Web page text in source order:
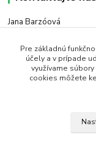
Jana Barzóová
(PO - PIA, 8:00 - 18:00)
Pre základnú
účely a v prípade
využívame
cookies môžete